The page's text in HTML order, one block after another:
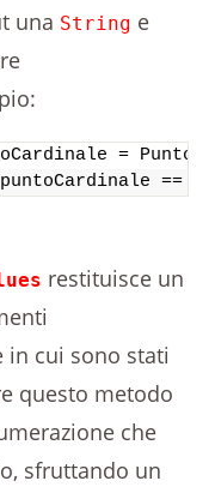
una String e
=
puntoCardinale ==
restituisce un
in cui sono stati
questo metodo
che
sfruttando un